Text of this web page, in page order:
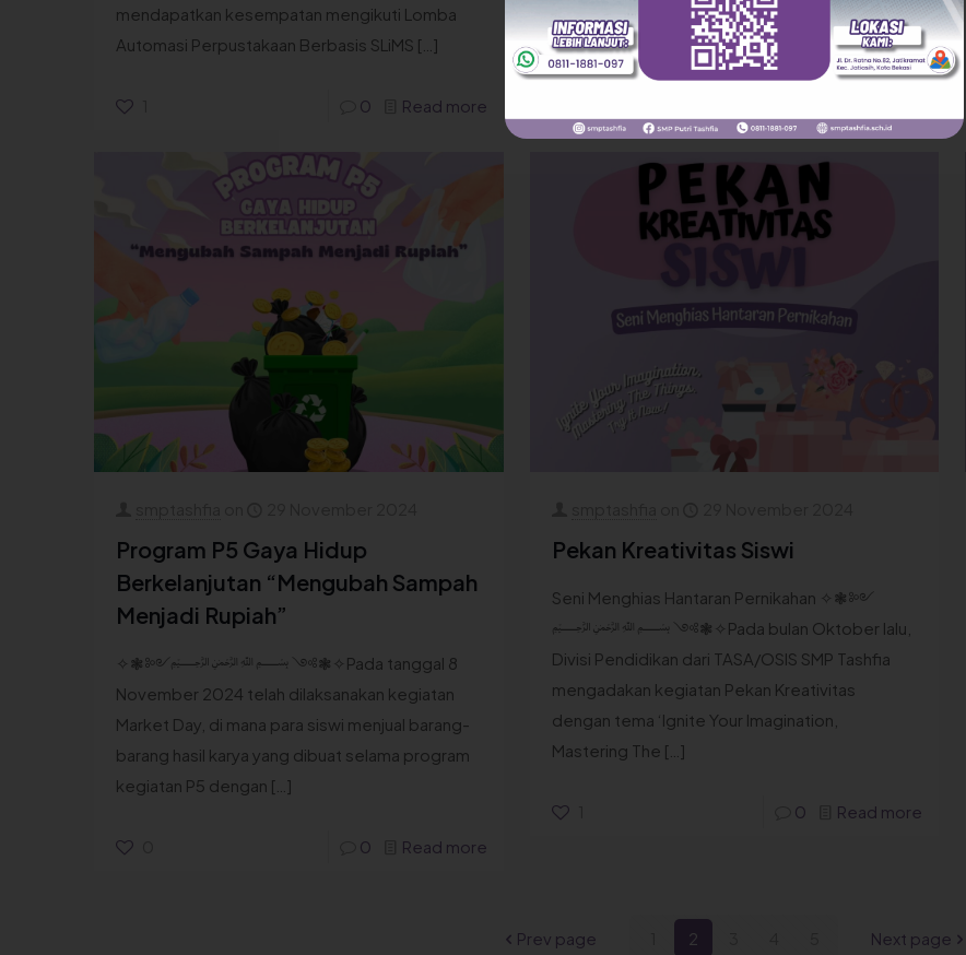
mendapatkan kesempatan mengikuti Lomba
Automasi Perpustakaan Berbasis SLiMS […]
0 Read more
(Wick[…]
0 Read more
Program P5 Gaya Hidup
Berkelanjutan “Mengubah Sampah
Menjadi Rupiah”
✧❃༻﷽ ༺❃✧Pada tanggal 8
November 2024 telah dilaksanakan kegiatan
Market Day, di mana para siswi menjual barang-
barang hasil karya yang dibuat selama program
kegiatan P5 dengan […]
0 Read more
Pekan Kreativitas Siswi
Seni Menghias Hantaran Pernikahan ✧❃༻
﷽ ༺❃✧Pada bulan Oktober lalu,
Divisi Pendidikan dari TASA/OSIS SMP Tashfia
mengadakan kegiatan Pekan Kreativitas
dengan tema ‘Ignite Your Imagination,
Mastering The […]
0 Read more
Prev page 2 Next page